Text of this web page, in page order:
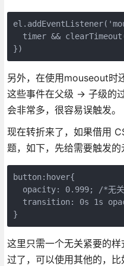
timer &&
})
另外，在使用mouseout时
这些事件在父级 -> 子级的
会非常多，很容易误触发。
现在转折来了，如果借用
题，如下，先给需要触发
button:hover{
opacity: 0.999; /*无关
transition: 0s 1s
}
这里只需一个无关紧要的
过了，可以使用其他的，